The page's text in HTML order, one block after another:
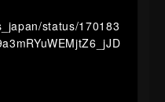
status/170183